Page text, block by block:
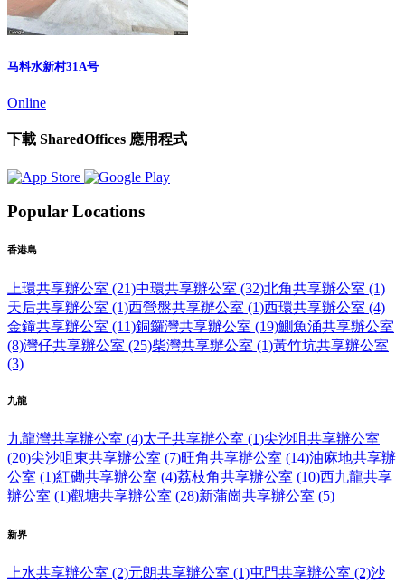
马料水新村31A号
Online
下載 SharedOffices 應用程式
Popular Locations
香港島
上環共享辦公室 (21)中環共享辦公室 (32)北角共享辦公室 (1)
天后共享辦公室 (1)西營盤共享辦公室 (1)西環共享辦公室 (4)
金鐘共享辦公室 (11)銅鑼灣共享辦公室 (19)鰂魚涌共享辦公室
(8)灣仔共享辦公室 (25)柴灣共享辦公室 (1)黃竹坑共享辦公室
(3)
九龍
九龍灣共享辦公室 (4)太子共享辦公室 (1)尖沙咀共享辦公室
(20)尖沙咀東共享辦公室 (7)旺角共享辦公室 (14)油麻地共享辦
公室 (1)紅磡共享辦公室 (4)荔枝角共享辦公室 (10)西九龍共享
辦公室 (1)觀塘共享辦公室 (28)新蒲崗共享辦公室 (5)
新界
上水共享辦公室 (2)元朗共享辦公室 (1)屯門共享辦公室 (2)沙